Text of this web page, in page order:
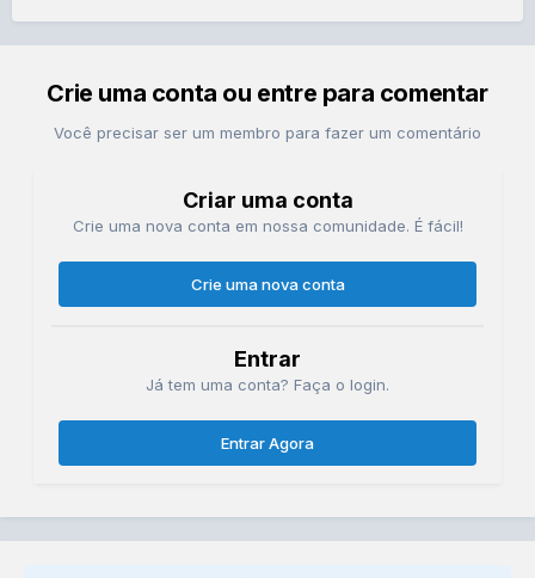
Crie uma conta ou entre para comentar
Você precisar ser um membro para fazer um comentário
Criar uma conta
Crie uma nova conta em nossa comunidade. É fácil!
Crie uma nova conta
Entrar
Já tem uma conta? Faça o login.
Entrar Agora